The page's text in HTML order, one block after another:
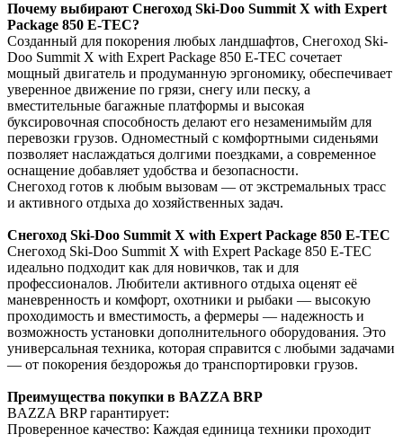
Почему выбирают Снегоход Ski-Doo Summit X with Expert
Package 850 E-TEC?
Созданный для покорения любых ландшафтов, Снегоход Ski-
Doo Summit X with Expert Package 850 E-TEC сочетает
мощный двигатель и продуманную эргономику, обеспечивает
уверенное движение по грязи, снегу или песку, а
вместительные багажные платформы и высокая
буксировочная способность делают его незаменимыйм для
перевозки грузов. Одноместный с комфортными сиденьями
позволяет наслаждаться долгими поездками, а современное
оснащение добавляет удобства и безопасности.
Снегоход готов к любым вызовам — от экстремальных трасс
и активного отдыха до хозяйственных задач.
Снегоход Ski-Doo Summit X with Expert Package 850 E-TEC
Снегоход Ski-Doo Summit X with Expert Package 850 E-TEC
идеально подходит как для новичков, так и для
профессионалов. Любители активного отдыха оценят её
маневренность и комфорт, охотники и рыбаки — высокую
проходимость и вместимость, а фермеры — надежность и
возможность установки дополнительного оборудования. Это
универсальная техника, которая справится с любыми задачами
— от покорения бездорожья до транспортировки грузов.
Преимущества покупки в BAZZA BRP
BAZZA BRP гарантирует:
Проверенное качество: Каждая единица техники проходит